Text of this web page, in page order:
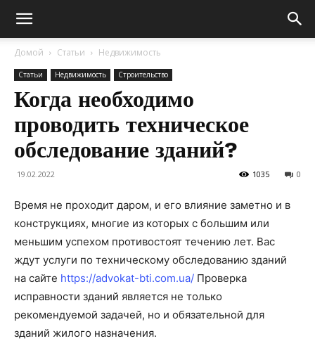
Домой Статьи Недвижимость
Статьи Недвижимость Строительство
Когда необходимо
проводить техническое
обследование зданий?
19.02.2022 0
1035
Время не проходит даром, и его влияние заметно и в
конструкциях, многие из которых с большим или
меньшим успехом противостоят течению лет. Вас
ждут услуги по техническому обследованию зданий
на сайте https://advokat-bti.com.ua/ Проверка
исправности зданий является не только
рекомендуемой задачей, но и обязательной для
зданий жилого назначения.